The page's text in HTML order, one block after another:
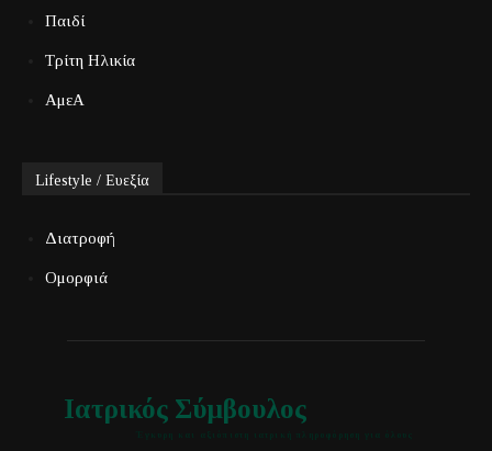
Παιδί
Τρίτη Ηλικία
ΑμεΑ
Lifestyle / Ευεξία
Διατροφή
Ομορφιά
Ιατρικός Σύμβουλος